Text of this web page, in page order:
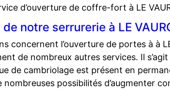
d’ouverture de coffre-fort à LE
notre serrurerie à LE
concernent l’ouverture de portes à à
de nombreux autres services. Il
de cambriolage est présent en
nombreuses possibilités d’augmenter